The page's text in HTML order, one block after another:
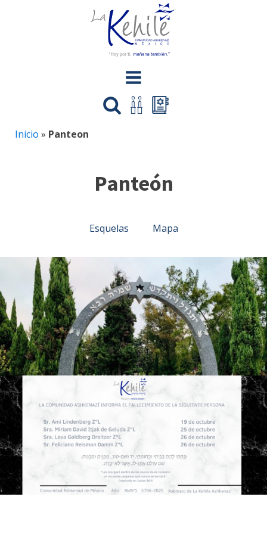
Inicio » Panteon
Panteón
Esquelas Mapa